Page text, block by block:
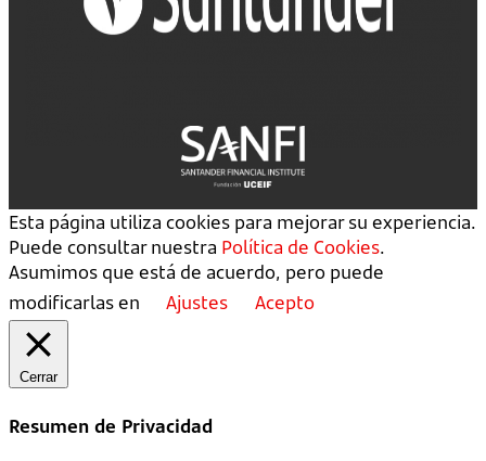
Esta página utiliza cookies para mejorar su experiencia.
Puede consultar nuestra Política de Cookies.
Asumimos que está de acuerdo, pero puede
modificarlas en
Ajustes Acepto
Cerrar
Resumen de Privacidad